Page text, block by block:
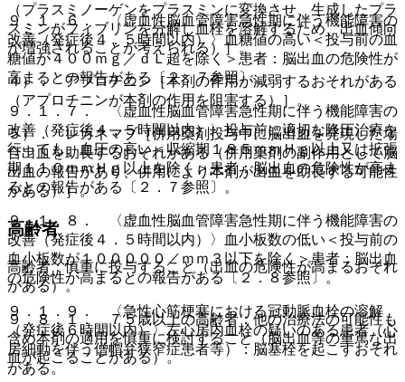
（プラスミノーゲンをプラスミンに変換させ、生成したプラ
スミンがフィブリンを分解し血栓を溶解するため、出血傾向
が増強されることが考えられる）］。
４）． アプロチニン［本剤の作用が減弱するおそれがある
（アプロチニンが本剤の作用を阻害する）］。
５）． レカネマブ［併用薬剤投与中に脳出血を発現した場
合出血を助長するおそれがある（併用薬剤の副作用として脳
出血の報告があり、併用により本剤が出血を助長する可能性
がある）］。
高齢者
高齢者：慎重に投与すること（出血の危険性が高まるおそれ
がある）。
９．８．１． ７５歳以上の高齢者：他の治療法の可能性も
含め本剤の適用を慎重に検討すること（脳出血等の重篤な出
血が起こることがある）。
９．１．６． 〈虚血性脳血管障害急性期に伴う機能障害の
改善（発症後４．５時間以内）〉血糖値の高い＜投与前の血
糖値が４００ｍｇ／ｄＬ超を除く＞患者：脳出血の危険性が
高まるとの報告がある〔２．７参照〕。
９．１．７． 〈虚血性脳血管障害急性期に伴う機能障害の
改善（発症後４．５時間以内）〉投与前に適切な降圧治療を
行っても、血圧の高い＜収縮期１８５ｍｍＨｇ以上又は拡張
期１１０ｍｍＨｇ以上を除く＞患者：脳出血の危険性が高ま
るとの報告がある〔２．７参照〕。
９．１．８． 〈虚血性脳血管障害急性期に伴う機能障害の
改善（発症後４．５時間以内）〉血小板数の低い＜投与前の
血小板数が１０００００／ｍｍ３以下を除く＞患者：脳出血
の危険性が高まるとの報告がある〔２．８参照〕。
９．１．９． 〈急性心筋梗塞における冠動脈血栓の溶解
（発症後６時間以内）〉左心房内血栓の疑いのある患者（心
房細動を伴う僧帽弁狭窄症患者等）：脳塞栓を起こすおそれ
がある。